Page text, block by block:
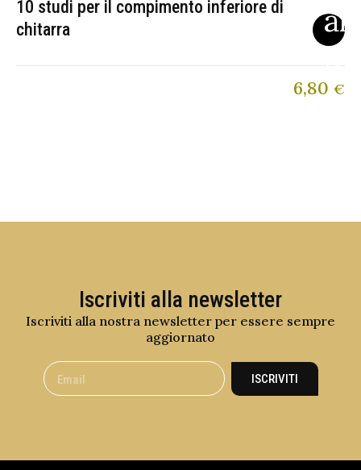
10 studi per il compimento inferiore di
chitarra
6,80 €
Iscriviti alla newsletter
Iscriviti alla nostra newsletter per essere sempre
aggiornato
ISCRIVITI